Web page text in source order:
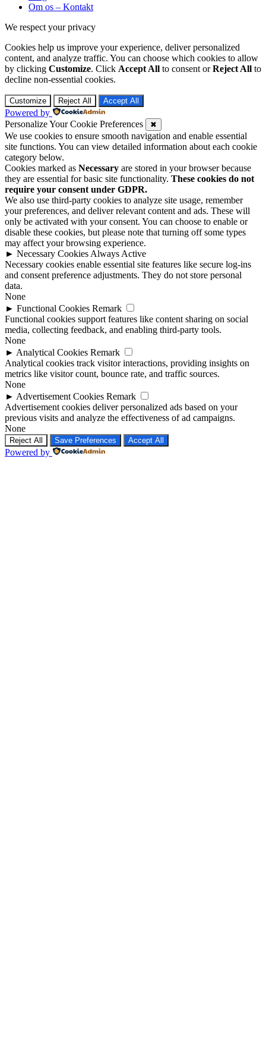
Om os – Kontakt
We respect your privacy
Cookies help us improve your experience, deliver personalized
content, and analyze traffic. You can choose which cookies to allow
by clicking Customize. Click Accept All to consent orReject All to
decline non-essential cookies.
Customize Reject All Accept All
Powered by
Personalize Your Cookie Preferences
✖
We use cookies to ensure smooth navigation and enable essential
site functions. You can view detailed information about each cookie
category below.
Cookies marked as Necessary are stored in your browser because
they are essential for basic site functionality. These cookies do not
require your consent under GDPR.
We also use third-party cookies to analyze site usage, remember
your preferences, and deliver relevant content and ads. These will
only be activated with your consent. You can choose to enable or
disable these cookies, but please note that turning off some types
may affect your browsing experience.
► Necessary Cookies Always Active
Necessary cookies enable essential site features like secure log-ins
and consent preference adjustments. They do not store personal
data.
None
► Functional Cookies Remark
Functional cookies support features like content sharing on social
media, collecting feedback, and enabling third-party tools.
None
► Analytical Cookies Remark
Analytical cookies track visitor interactions, providing insights on
metrics like visitor count, bounce rate, and traffic sources.
None
► Advertisement Cookies Remark
Advertisement cookies deliver personalized ads based on your
previous visits and analyze the effectiveness of ad campaigns.
None
Reject All Save Preferences Accept All
Powered by